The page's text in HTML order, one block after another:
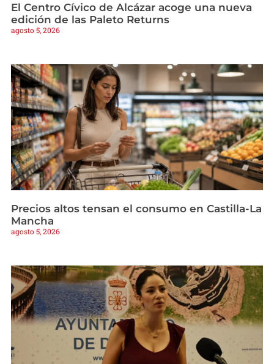
El Centro Cívico de Alcázar acoge una nueva
edición de las Paleto Returns
agosto 5, 2026
Precios altos tensan el consumo en Castilla-La
Mancha
agosto 5, 2026